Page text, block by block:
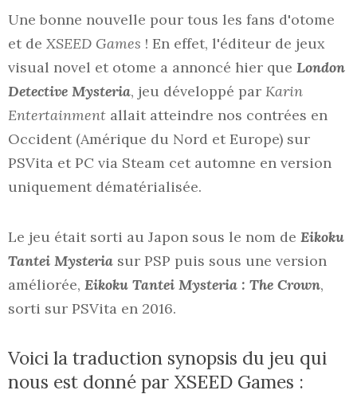
Une bonne nouvelle pour tous les fans d'otome
et de XSEED Games ! En effet, l'éditeur de jeux
visual novel et otome a annoncé hier que London
Detective Mysteria, jeu développé par Karin
Entertainment allait atteindre nos contrées en
Occident (Amérique du Nord et Europe) sur
PSVita et PC via Steam cet automne en version
uniquement dématérialisée.
Le jeu était sorti au Japon sous le nom de Eikoku
Tantei Mysteria sur PSP puis sous une version
améliorée, Eikoku Tantei Mysteria : The Crown,
sorti sur PSVita en 2016.
Voici la traduction synopsis du jeu qui
nous est donné par XSEED Games :